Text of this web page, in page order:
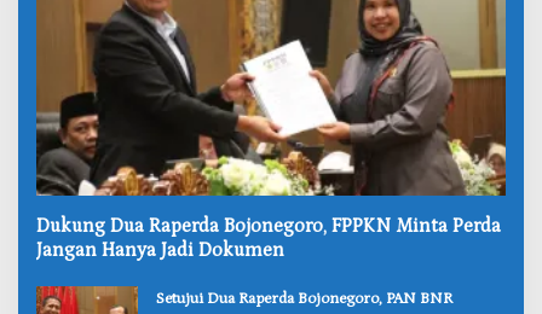
‎Dukung Dua Raperda Bojonegoro, FPPKN Minta Perda
Jangan Hanya Jadi Dokumen
‎Setujui Dua Raperda Bojonegoro, PAN BNR